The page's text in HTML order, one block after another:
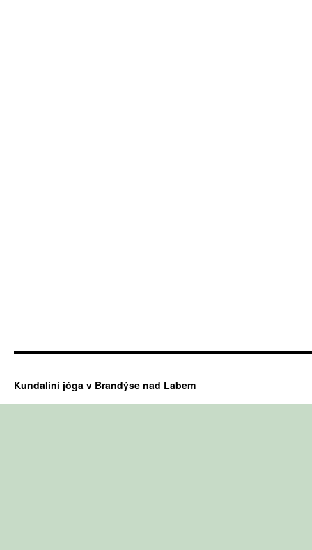
Kundaliní jóga v Brandýse nad Labem